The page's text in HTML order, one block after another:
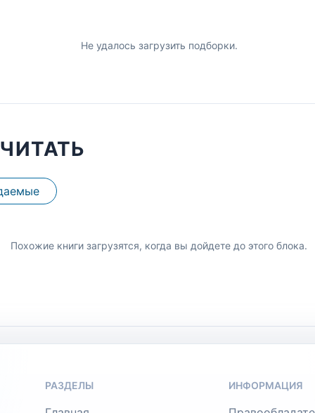
Не удалось загрузить подборки.
Похожие книги загрузятся, когда вы дойдете до этого блока.
РАЗДЕЛЫ ИНФОРМАЦИЯ